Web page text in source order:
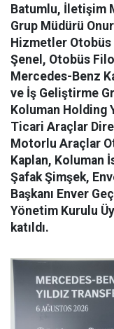
Batumlu, İletişim
Grup Müdürü
Hizmetler Otobüs
Şenel, Otobüs
Mercedes-Benz
ve İş Geliştirme
Koluman Holding
Ticari Araçlar
Motorlu Araçlar
Kaplan, Koluman
Şafak Şimşek,
Başkanı Enver
Yönetim Kurulu
katıldı.